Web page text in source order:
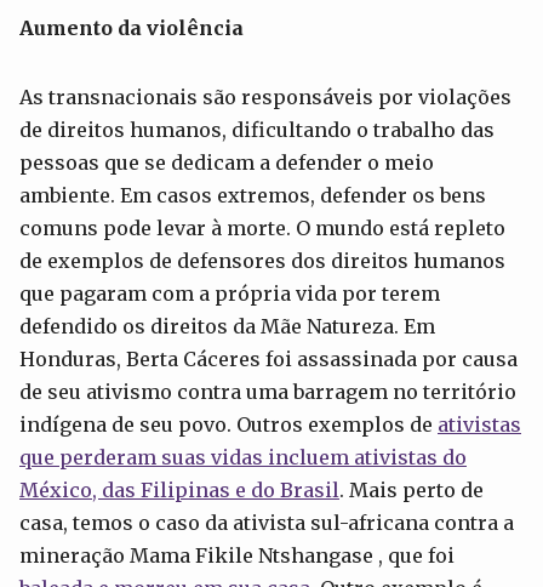
Aumento da violência
As transnacionais são responsáveis por violações
de direitos humanos, dificultando o trabalho das
pessoas que se dedicam a defender o meio
ambiente. Em casos extremos, defender os bens
comuns pode levar à morte. O mundo está repleto
de exemplos de defensores dos direitos humanos
que pagaram com a própria vida por terem
defendido os direitos da Mãe Natureza. Em
Honduras, Berta Cáceres foi assassinada por causa
de seu ativismo contra uma barragem no território
indígena de seu povo. Outros exemplos de ativistas
que perderam suas vidas incluem ativistas do
México, das Filipinas e do Brasil. Mais perto de
casa, temos o caso da ativista sul-africana contra a
mineração Mama Fikile Ntshangase , que foi